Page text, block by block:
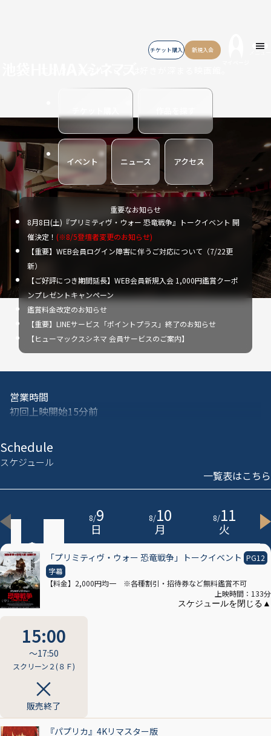
チケット購入
新規入会
イベント ニュース アクセス
重要なお知らせ
8月8日(土)『プリミティヴ・ウォー 恐竜戦争』トークイベント 開
催決定！(※8/5登壇者変更のお知らせ)
【重要】WEB会員ログイン障害に伴うご対応について（7/22更
新）
【ご好評につき期間延長】WEB会員新規入会 1,000円鑑賞クーポ
ンプレゼントキャンペーン
鑑賞料金改定のお知らせ
【重要】LINEサービス「ポイントプラス」終了のお知らせ
【ヒューマックスシネマ 会員サービスのご案内】
営業時間
初回上映開始15分前
ショップ営業時間
初回上映開始15分前
エレベーター稼働時間
初回上映開始15分前
※曜日･作品により変更する場合がございます
Schedule
スケジュール
一覧表はこちら
8/9
日
8/10
月
8/11
火
「プリミティヴ・ウォー 恐竜戦争」トークイベント PG12
字幕
【料金】2,000円均一 ※各種割引・招待券など無料鑑賞不可
上映時間：133分
15:00
〜17:50
スクリーン２(８Ｆ)
販売終了
『パプリカ』4Kリマスター版